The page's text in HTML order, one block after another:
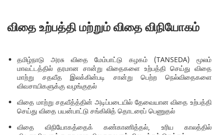
விதை உற்பத்தி மற்றும் விதை விநியோகம்
தமிழ்நாடு அரசு விதை மேம்பாட்டு கழகம் (TANSEDA) மூலம்
மாவட்டத்தில் தரமான சான்று விதைகளை உற்பத்தி செய்து விதை
மாற்று சதவீத இலக்கின்படி சான்று பெற்ற நெல்விதைகளை
விவசாயிகளுக்கு வழங்குதல்
விதை மாற்று சதவீத்த்தின் அடிப்படையில் தேவையான விதை உற்பத்தி
செய்து விதை பயன்பாட்டு சங்கிலித் தொடரைப் பெணுதல்
விதை விநியோகத்தைக் கண்காணித்தல், உரிய காலத்தில்